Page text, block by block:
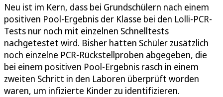
Neu ist im Kern, dass bei Grundschülern nach einem
positiven Pool-Ergebnis der Klasse bei den Lolli-PCR-
Tests nur noch mit einzelnen Schnelltests
nachgetestet wird. Bisher hatten Schüler zusätzlich
noch einzelne PCR-Rückstellproben abgegeben, die
bei einem positiven Pool-Ergebnis rasch in einem
zweiten Schritt in den Laboren überprüft worden
waren, um infizierte Kinder zu identifizieren.